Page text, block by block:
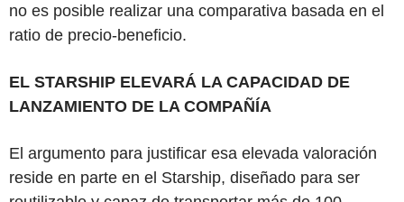
no es posible realizar una comparativa basada en el
ratio de precio-beneficio.
EL STARSHIP ELEVARÁ LA CAPACIDAD DE
LANZAMIENTO DE LA COMPAÑÍA
El argumento para justificar esa elevada valoración
reside en parte en el Starship, diseñado para ser